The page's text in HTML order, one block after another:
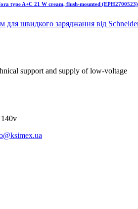
type A+C 21 W cream, flush-mounted (EPH2700523)
для швидкого заряджання від
support and supply of low-voltage